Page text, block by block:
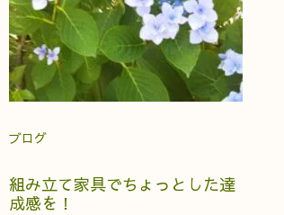
ブログ
組み立て家具でちょっとした達
成感を！